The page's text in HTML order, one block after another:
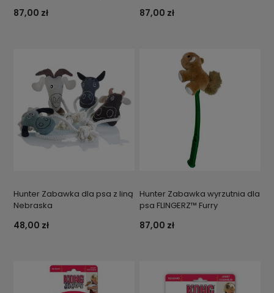
87,00 zł 87,00 zł
Hunter Zabawka dla psa z liną
Nebraska
48,00 zł
Hunter Zabawka wyrzutnia dla
psa FLINGERZ™ Furry
87,00 zł